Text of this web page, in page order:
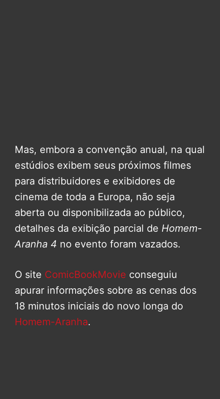
Mas, embora a convenção anual, na qual
estúdios exibem seus próximos filmes
para distribuidores e exibidores de
cinema de toda a Europa, não seja
aberta ou disponibilizada ao público,
detalhes da exibição parcial de Homem-
Aranha 4 no evento foram vazados.
O site ComicBookMovie conseguiu
apurar informações sobre as cenas dos
18 minutos iniciais do novo longa do
Homem-Aranha.